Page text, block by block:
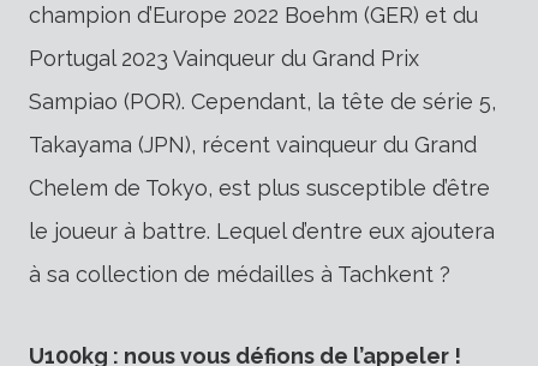
champion d’Europe 2022 Boehm (GER) et du
Portugal 2023 Vainqueur du Grand Prix
Sampiao (POR). Cependant, la tête de série 5,
Takayama (JPN), récent vainqueur du Grand
Chelem de Tokyo, est plus susceptible d’être
le joueur à battre. Lequel d’entre eux ajoutera
à sa collection de médailles à Tachkent ?
U100kg : nous vous défions de l’appeler !